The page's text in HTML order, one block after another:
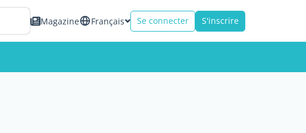
Magazine Français Se connecter S'inscrire